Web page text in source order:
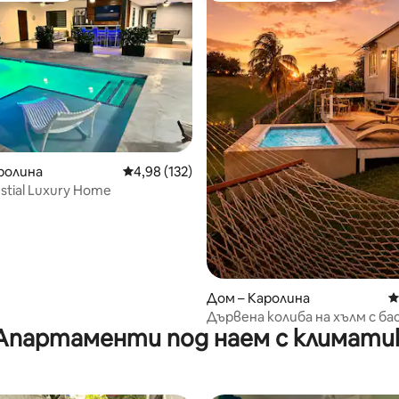
5, 174 отзива Средна оценка: 4,98 от 5, 132 отзива
4,98 (132)
Luxury Home
Дом – Каролина
Дървена колиба на хълм с
гледки – 18 минути до
под наем с